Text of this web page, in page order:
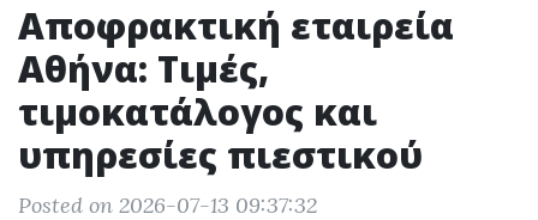
Αποφρακτική εταιρεία
Αθήνα: Τιμές,
τιμοκατάλογος και
υπηρεσίες πιεστικού
Posted on 2026-07-13 09:37:32